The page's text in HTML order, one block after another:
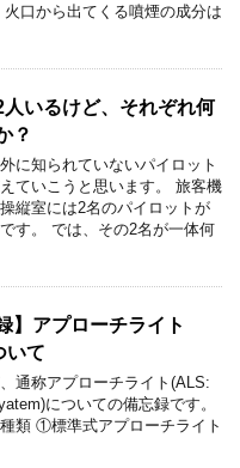
口から出てくる噴煙の成分は
いるけど、それぞれ何
？
に知られていないパイロット
ていこうと思います。 旅客機
縦室には2名のパイロットが
す。 では、その2名が一体何
】アプローチライト
いて
通称アプローチライト(ALS:
についての備忘録です。
類 ①標準式アプローチライト